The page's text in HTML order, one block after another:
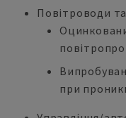
Повітроводи
при